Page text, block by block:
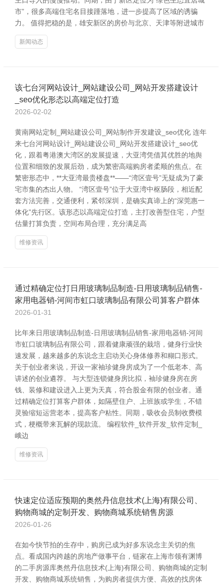
市”，很多高端住宅名目接踵落地，进一步提高了区域的诱骗
力。 值得把稳的是，雄安新区的房价与北京、天津等附进城市
新闻动态
该七台河网站设计_网站建设公司_网站开发搭建设计
_seo优化形态以高端定位打造
2026-02-02
黄南网站定制_网站建设公司_网站制作开发建设_seo优化 连年
来七台河网站设计_网站建设公司_网站开发搭建设计_seo优
化，跟着粤港澳大湾区的发展提速，大亚湾凭借其优胜的地舆
位置和细致的发展后劲，成为繁密高端购房者柔顺的焦点。在
繁密形态中，**大亚湾最贵楼盘**——“湾区壹号”无疑成为了豪
宅市集的杰出人物。 “湾区壹号”位于大亚湾中枢肠段，相近配
套方法完善，交通便利，紧邻深圳，是确实真谛上的“深莞惠一
体化”先行区。该形态以高端定位打造，主打改善型住宅，户型
估量打算负责，空间布局合理，充分满足高
维修资讯
通过精确定位打日用玻璃制品制造-日用玻璃制品销售-
家用电器销-河间市虹口玻璃制品有限公司算客户群体
2026-01-31
比年来日用玻璃制品制造-日用玻璃制品销售-家用电器销-河间
市虹口玻璃制品有限公司，跟着健康顽强的栽培，健身行业快
速发展，越来越多的东说念主启动关心身体修养和糊口形式。
关于创业者来说，开设一家袖珍健身房成为了一个低老本、高
讲述的创业遴荐。 与大型连锁健身房比拟，袖珍健身房在房
钱、装修和建设进入上更为天真，符合股金有限的创业者。通
过精确定位打算客户群体，如隔壁住户、上班族或学生，不错
灵验缩短运营老本，提高客户粘性。同期，吸收会员制收费模
式，梗概带来瓦解的现款流。 编程软件_软件开发_软件定制_
峨边
维修资讯
快速定位适应预期的奥然丹信息技术(上海)有限公司、
购物商城的定制开发、购物商城系统销售房源
2026-01-26
在如今快节拍的生存中，购房已成为好多东说念主关切的焦
点。看成国内跨越的房地产做事平台，链家在上海市领有渊博
的二手房源库奥然丹信息技术(上海)有限公司、购物商城的定制
开发、购物商城系统销售，为购房者提供方便、高效的找房体